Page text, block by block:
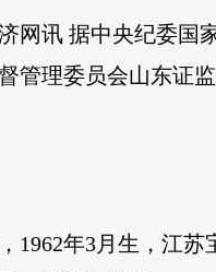
网讯 据中央纪委国
管理委员会山东证
1962年3月生，江苏